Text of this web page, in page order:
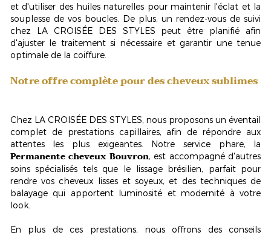
et d'utiliser des huiles naturelles pour maintenir l'éclat et la
souplesse de vos boucles. De plus, un rendez-vous de suivi
chez LA CROISÉE DES STYLES peut être planifié afin
d'ajuster le traitement si nécessaire et garantir une tenue
optimale de la coiffure.
Notre offre complète pour des cheveux sublimes
Chez LA CROISÉE DES STYLES, nous proposons un éventail
complet de prestations capillaires, afin de répondre aux
attentes les plus exigeantes. Notre service phare, la
Permanente cheveux Bouvron, est accompagné d'autres
soins spécialisés tels que le lissage brésilien, parfait pour
rendre vos cheveux lisses et soyeux, et des techniques de
balayage qui apportent luminosité et modernité à votre
look.
En plus de ces prestations, nous offrons des conseils